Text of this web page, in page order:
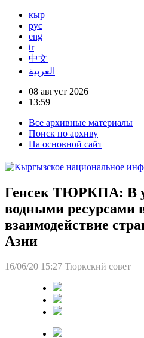
кыр
рус
eng
tr
中文
العربية
08 август 2026
13:59
Все архивные материалы
Поиск по архиву
На основной сайт
Генсек ТЮРКПА: В
водными ресурсами
взаимодействие
Азии
16/06/20 15:27 Тюркский совет